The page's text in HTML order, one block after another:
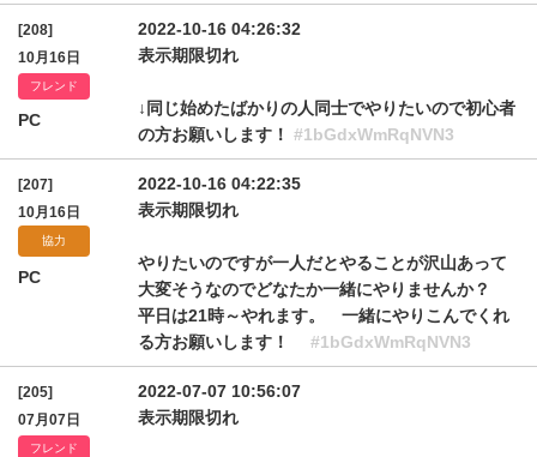
[208]
10月16日
フレンド
PC
2022-10-16 04:26:32
表示期限切れ
↓同じ始めたばかりの人同士でやりたいので初心者
の方お願いします！ #1bGdxWmRqNVN3
[207]
10月16日
協力
PC
2022-10-16 04:22:35
表示期限切れ
やりたいのですが一人だとやることが沢山あって
大変そうなのでどなたか一緒にやりませんか？
平日は21時～やれます。 一緒にやりこんでくれ
る方お願いします！ #1bGdxWmRqNVN3
[205]
07月07日
フレンド
2022-07-07 10:56:07
表示期限切れ